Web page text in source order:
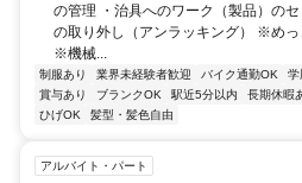
の管理 ・治具へのワーク（製品）の
の取り外し（アンラッキング） ※め
※機械...
制服あり 業界未経験者歓迎 バイク通勤OK 学
賞与あり
ブランクOK 駅近5分以内 長期休暇
ひげOK
髪型・髪色自由
アルバイト・パート